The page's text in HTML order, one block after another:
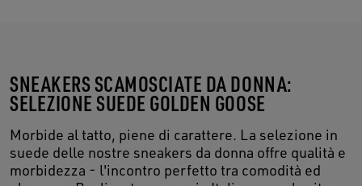
SNEAKERS SCAMOSCIATE DA DONNA:
SELEZIONE SUEDE GOLDEN GOOSE
Morbide al tatto, piene di carattere. La selezione in
suede delle nostre sneakers da donna offre qualità e
morbidezza - l'incontro perfetto tra comodità ed